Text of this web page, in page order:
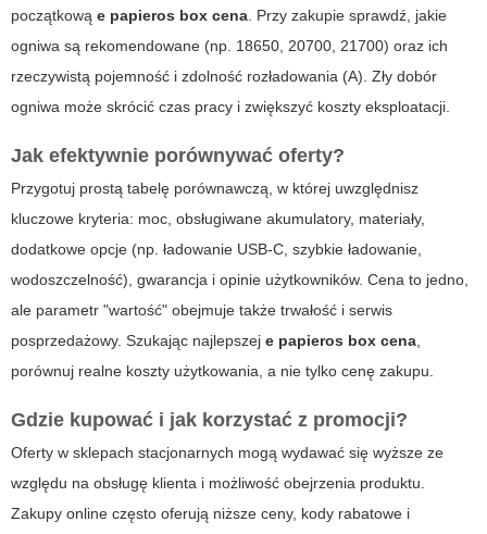
początkową e papieros box cena. Przy zakupie sprawdź, jakie
ogniwa są rekomendowane (np. 18650, 20700, 21700) oraz ich
rzeczywistą pojemność i zdolność rozładowania (A). Zły dobór
ogniwa może skrócić czas pracy i zwiększyć koszty eksploatacji.
Jak efektywnie porównywać oferty?
Przygotuj prostą tabelę porównawczą, w której uwzględnisz
kluczowe kryteria: moc, obsługiwane akumulatory, materiały,
dodatkowe opcje (np. ładowanie USB-C, szybkie ładowanie,
wodoszczelność), gwarancja i opinie użytkowników. Cena to jedno,
ale parametr "wartość" obejmuje także trwałość i serwis
posprzedażowy. Szukając najlepszej e papieros box cena,
porównuj realne koszty użytkowania, a nie tylko cenę zakupu.
Gdzie kupować i jak korzystać z promocji?
Oferty w sklepach stacjonarnych mogą wydawać się wyższe ze
względu na obsługę klienta i możliwość obejrzenia produktu.
Zakupy online często oferują niższe ceny, kody rabatowe i